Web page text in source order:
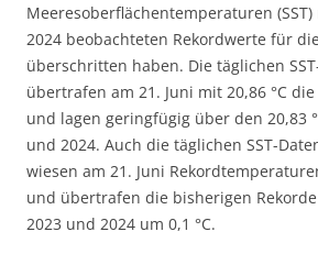
Meeresoberflächentemperaturen
2024 beobachteten Rekordwerte für
überschritten haben. Die täglichen
übertrafen am 21. Juni mit 20,86 °C
und lagen geringfügig über den 20,83
und 2024. Auch die täglichen SST-
wiesen am 21. Juni
und übertrafen die bisherigen
2023 und 2024 um 0,1 °C.